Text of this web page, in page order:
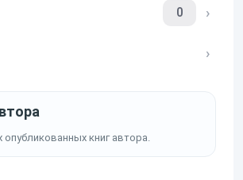
0
опубликованных книг автора.